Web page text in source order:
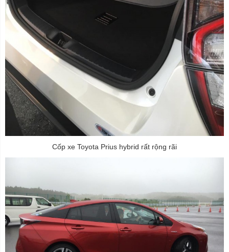
Cốp xe Toyota Prius hybrid rất rộng rãi